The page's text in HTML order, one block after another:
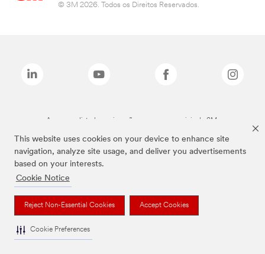
This website uses cookies on your device to enhance site
navigation, analyze site usage, and deliver you advertisements
based on your interests.
Cookie Notice
Reject Non-Essential Cookies Accept Cookies
Cookie Preferences
© 3M 2026. Todos os Direitos Reservados.
As marcas listadas a cima são marcas comerciais da 3M.